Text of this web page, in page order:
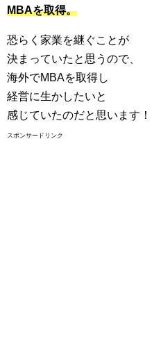
MBAを取得。
恐らく家業を継ぐことが
決まっていたと思うので、
海外でMBAを取得し
経営に生かしたいと
感じていたのだと思います！
スポンサードリンク